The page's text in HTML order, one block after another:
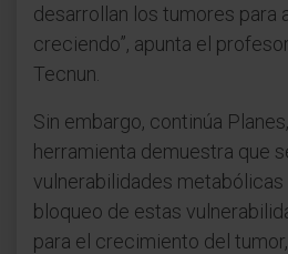
desarrollan los tumores para
creciendo”, apunta el
Tecnun.
Sin embargo, continúa
herramienta demuestra que
vulnerabilidades metabólicas
bloqueo de estas
para el crecimiento del